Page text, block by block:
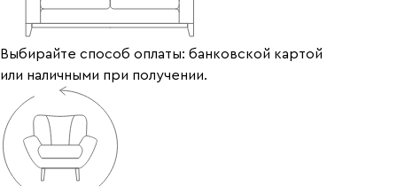
Выбирайте способ оплаты: банковской картой
или наличными при получении.